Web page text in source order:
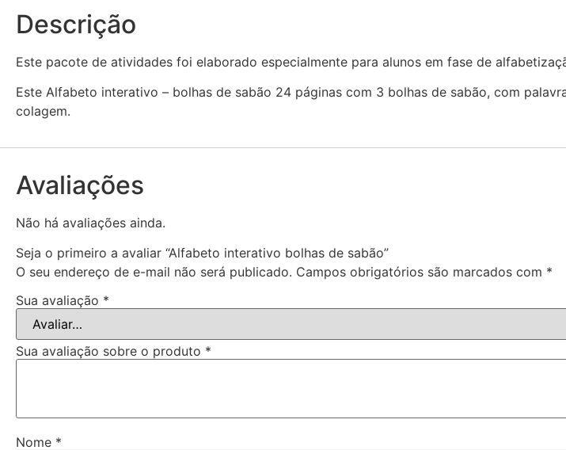
Descrição
Este pacote de atividades foi elaborado especialmente para alunos em fase de
Este Alfabeto interativo – bolhas de sabão 24 páginas com 3 bolhas de sabão, com
colagem.
Avaliações
Não há avaliações ainda.
Seja o primeiro a avaliar “Alfabeto interativo bolhas de sabão”
O seu endereço de e-mail não será publicado. Campos obrigatórios são marcados com *
Sua avaliação *
Sua avaliação sobre o produto *
Nome *